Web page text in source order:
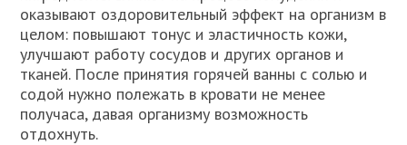
оказывают оздоровительный эффект на организм в
целом: повышают тонус и эластичность кожи,
улучшают работу сосудов и других органов и
тканей. После принятия горячей ванны с солью и
содой нужно полежать в кровати не менее
получаса, давая организму возможность
отдохнуть.